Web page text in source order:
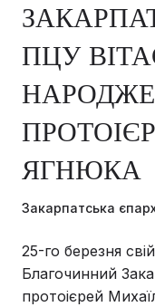
ПЦУ
ЯГНЮКА
Закарпатська
25-го березня
Благочинний
протоієрей